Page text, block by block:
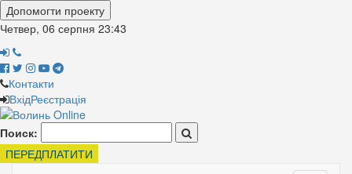
Допомогти проекту
Четвер, 06 серпня 23:43
Контакти
ВхідРеєстрація
Поиск:
ПЕРЕДПЛАТИТИ